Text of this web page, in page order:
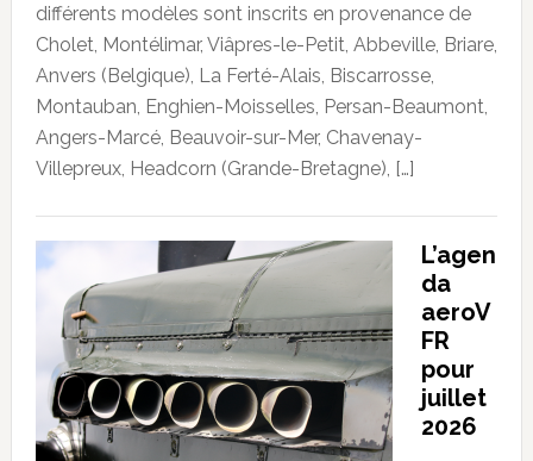
différents modèles sont inscrits en provenance de
Cholet, Montélimar, Viâpres-le-Petit, Abbeville, Briare,
Anvers (Belgique), La Ferté-Alais, Biscarrosse,
Montauban, Enghien-Moisselles, Persan-Beaumont,
Angers-Marcé, Beauvoir-sur-Mer, Chavenay-
Villepreux, Headcorn (Grande-Bretagne), […]
L’agen
da
aeroV
FR
pour
juillet
2026